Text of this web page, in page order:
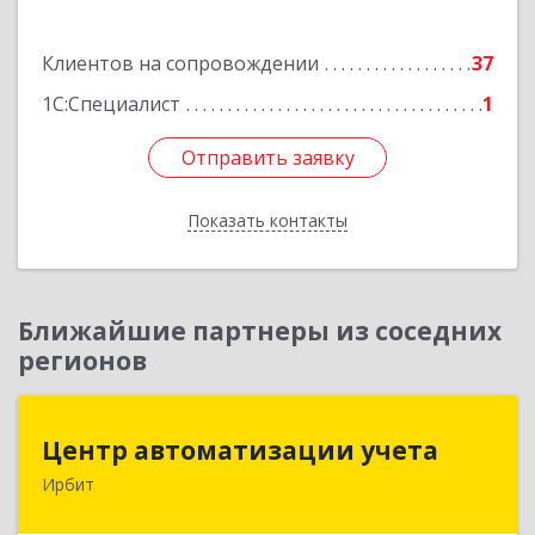
Клиентов на сопровождении
37
1С:Специалист
1
Отправить заявку
Показать контакты
Отправить заявку
Назад
Ближайшие партнеры из соседних
регионов
Центр автоматизации учета
Ирбит623854, Свердловская обл, Ирбит г, Маршала